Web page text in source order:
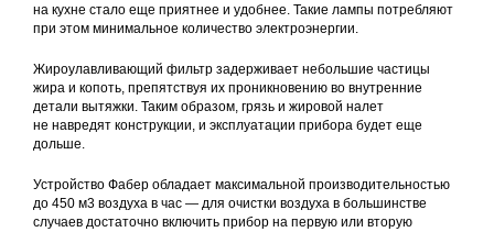
на кухне стало еще приятнее и удобнее. Такие лампы потребляют
при этом минимальное количество электроэнергии.
Жироулавливающий фильтр задерживает небольшие частицы
жира и копоть, препятствуя их проникновению во внутренние
детали вытяжки. Таким образом, грязь и жировой налет
не навредят конструкции, и эксплуатации прибора будет еще
дольше.
Устройство Фабер обладает максимальной производительностью
до 450 м3 воздуха в час — для очистки воздуха в большинстве
случаев достаточно включить прибор на первую или вторую